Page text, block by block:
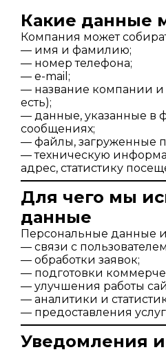
Какие данные
Компания может
— имя и фамилию;
— номер телефона;
— e-mail;
— название компании и
есть);
— данные, указанные в
сообщениях;
— файлы, загруженные
— техническую
адрес, статистику
Для чего мы
данные
Персональные данные
— связи с
— обработки заявок;
— подготовки
— улучшения работы
— аналитики и
— предоставления
Уведомления